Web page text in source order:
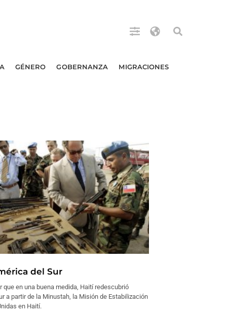
GÉNERO GOBERNANZA MIGRACIONES
del Sur
que en una buena medida, Haití redescubrió
a partir de la Minustah, la Misión de Estabilización
en Haití.